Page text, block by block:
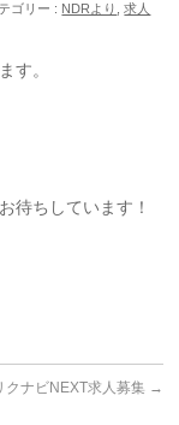
ゴリー : NDRより ,求人
す。
待ちしています！
クナビNEXT求人募集 →